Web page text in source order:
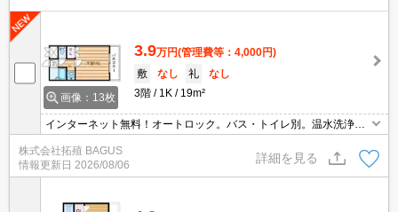
画像：13枚
3.9万円(管理費等：4,000円)
敷
なし 礼
なし
3階
1K 19m²
インターネット無料！オートロック。バス・トイレ別。温水洗浄便
座付き。
株式会社拓殖 BAGUS
情報更新日 2026/08/06
詳細を見る